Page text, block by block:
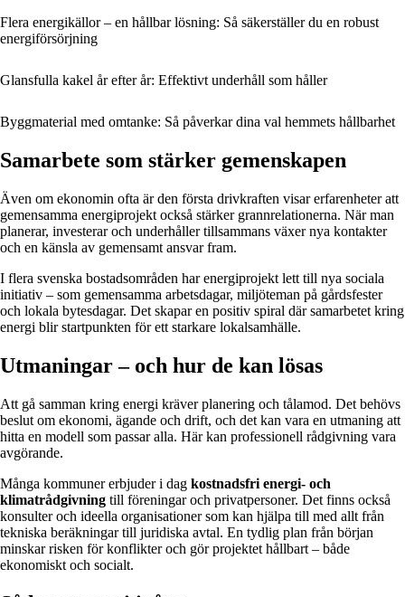
Flera energikällor – en hållbar lösning: Så säkerställer du en robust
energiförsörjning
Glansfulla kakel år efter år: Effektivt underhåll som håller
Byggmaterial med omtanke: Så påverkar dina val hemmets hållbarhet
Samarbete som stärker gemenskapen
Även om ekonomin ofta är den första drivkraften visar erfarenheter att
gemensamma energiprojekt också stärker grannrelationerna. När man
planerar, investerar och underhåller tillsammans växer nya kontakter
och en känsla av gemensamt ansvar fram.
I flera svenska bostadsområden har energiprojekt lett till nya sociala
initiativ – som gemensamma arbetsdagar, miljöteman på gårdsfester
och lokala bytesdagar. Det skapar en positiv spiral där samarbetet kring
energi blir startpunkten för ett starkare lokalsamhälle.
Utmaningar – och hur de kan lösas
Att gå samman kring energi kräver planering och tålamod. Det behövs
beslut om ekonomi, ägande och drift, och det kan vara en utmaning att
hitta en modell som passar alla. Här kan professionell rådgivning vara
avgörande.
Många kommuner erbjuder i dag kostnadsfri energi- och
klimatrådgivning till föreningar och privatpersoner. Det finns också
konsulter och ideella organisationer som kan hjälpa till med allt från
tekniska beräkningar till juridiska avtal. En tydlig plan från början
minskar risken för konflikter och gör projektet hållbart – både
ekonomiskt och socialt.